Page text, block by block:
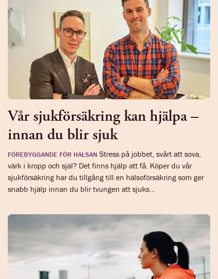
Vår sjukförsäkring kan hjälpa –
innan du blir sjuk
FÖREBYGGANDE FÖR HÄLSAN Stress på jobbet, svårt att sova,
värk i kropp och själ? Det finns hjälp att få. Köper du vår
sjukförsäkring har du tillgång till en hälsoförsäkring som ger
snabb hjälp innan du blir tvungen att sjuks...